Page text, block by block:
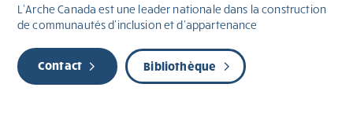
L’Arche Canada est une leader nationale dans la construction
de communautés d’inclusion et d’appartenance
Contact Bibliothèque